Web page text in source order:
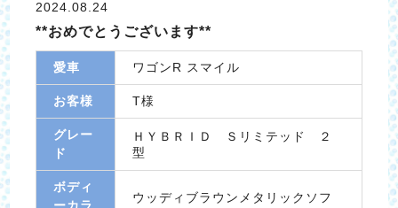
2024.08.24
**おめでとうございます**
愛車 ワゴンR スマイル
お客様 T様
グレー
ド
ＨＹＢＲＩＤ Ｓリミテッド ２
型
ボディ
ウッディブラウンメタリックソフ